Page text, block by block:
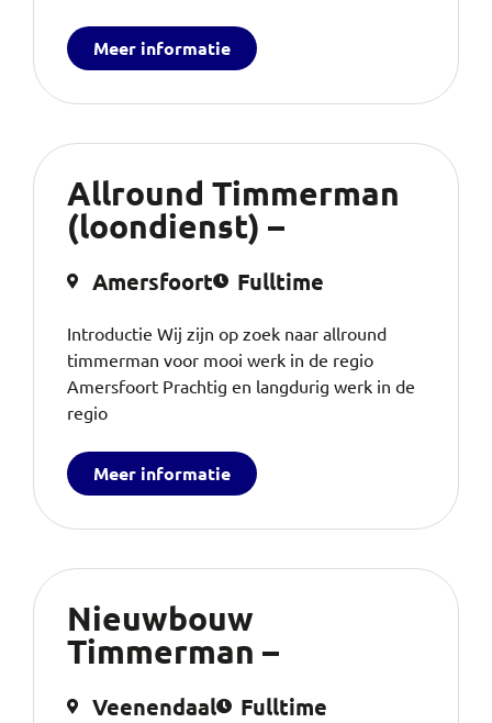
Meer informatie
Allround Timmerman
(loondienst) –
Amersfoort Fulltime
Introductie Wij zijn op zoek naar allround
timmerman voor mooi werk in de regio
Amersfoort Prachtig en langdurig werk in de
regio
Meer informatie
Nieuwbouw
Timmerman –
Veenendaal Fulltime